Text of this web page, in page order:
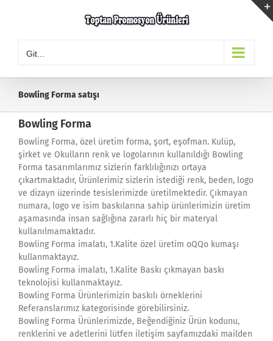
Git...
Bowling Forma satışı
Bowling Forma
Bowling Forma, özel üretim forma, şort, eşofman. Kulüp,
şirket ve Okulların renk ve logolarının kullanıldığı Bowling
Forma tasarımlarımız sizlerin farklılığınızı ortaya
çıkartmaktadır, Ürünlerimiz sizlerin istediği renk, beden, logo
ve dizayn üzerinde tesislerimizde üretilmektedir. Çıkmayan
numara, logo ve isim baskılarına sahip ürünlerimizin üretim
aşamasında insan sağlığına zararlı hiç bir materyal
kullanılmamaktadır.
Bowling Forma imalatı, 1.Kalite özel üretim oQQo kumaşı
kullanmaktayız.
Bowling Forma imalatı, 1.Kalite Baskı çıkmayan baskı
teknolojisi kullanmaktayız.
Bowling Forma Ürünlerimizin baskılı örneklerini
Referanslarımız kategorisinde görebilirsiniz.
Bowling Forma Ürünlerimizde, Beğendiğiniz Ürün kodunu,
renklerini ve adetlerini lütfen iletişim sayfamızdaki mailden